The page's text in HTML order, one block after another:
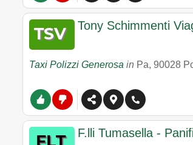
Tony Schimmenti
Taxi Polizzi Generosa in Pa, 90028
F.lli Tumasella -